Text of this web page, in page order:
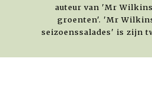
auteur van 'Mr
groenten'. 'Mr
seizoenssalades' is zijn